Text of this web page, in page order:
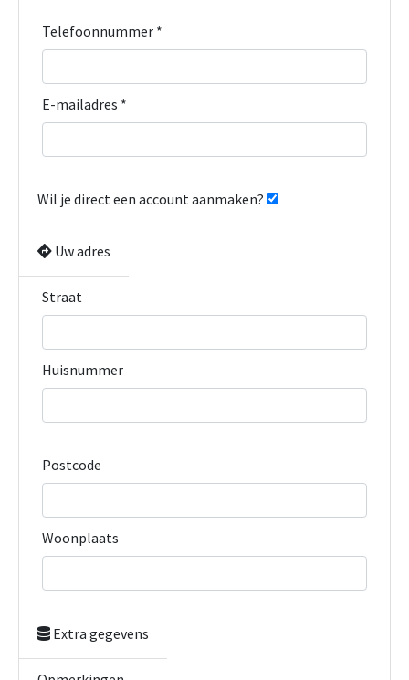
Telefoonnummer *
E-mailadres *
Wil je direct een account aanmaken?
Uw adres
Straat
Huisnummer
Postcode
Woonplaats
Extra gegevens